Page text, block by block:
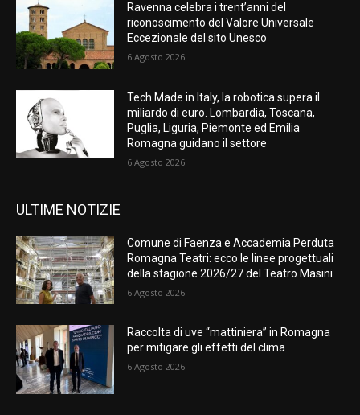
Ravenna celebra i trent’anni del
riconoscimento del Valore Universale
Eccezionale del sito Unesco
6 Agosto 2026
Tech Made in Italy, la robotica supera il
miliardo di euro. Lombardia, Toscana,
Puglia, Liguria, Piemonte ed Emilia
Romagna guidano il settore
6 Agosto 2026
ULTIME NOTIZIE
Comune di Faenza e Accademia Perduta
Romagna Teatri: ecco le linee progettuali
della stagione 2026/27 del Teatro Masini
6 Agosto 2026
Raccolta di uve “mattiniera” in Romagna
per mitigare gli effetti del clima
6 Agosto 2026